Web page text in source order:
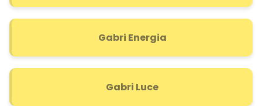
Gabri Energia
Gabri Luce